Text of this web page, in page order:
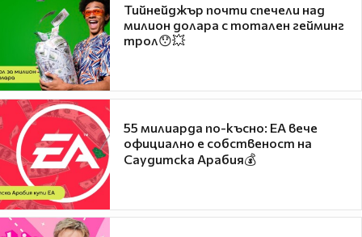
Тийнейджър почти спечели над
милион долара с тотален гейминг
трол😯💥
55 милиарда по-късно: EA вече
официално е собственост на
Саудитска Арабия💰